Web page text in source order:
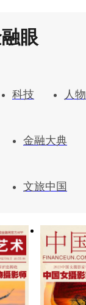
眼
科技 人物
金融大典
文旅中国